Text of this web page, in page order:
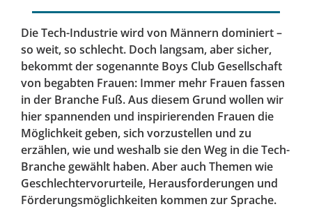
Die Tech-Industrie wird von Männern dominiert –
so weit, so schlecht. Doch langsam, aber sicher,
bekommt der sogenannte Boys Club Gesellschaft
von begabten Frauen: Immer mehr Frauen fassen
in der Branche Fuß. Aus diesem Grund wollen wir
hier spannenden und inspirierenden Frauen die
Möglichkeit geben, sich vorzustellen und zu
erzählen, wie und weshalb sie den Weg in die Tech-
Branche gewählt haben. Aber auch Themen wie
Geschlechtervorurteile, Herausforderungen und
Förderungsmöglichkeiten kommen zur Sprache.